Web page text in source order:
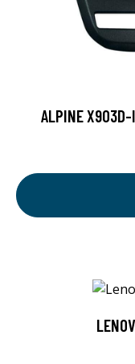
ALPINE X903D-